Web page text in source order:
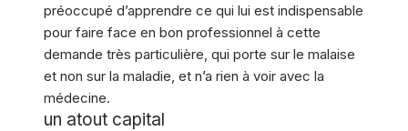
préoccupé d’apprendre ce qui lui est indispensable
pour faire face en bon professionnel à cette
demande très particulière, qui porte sur le malaise
et non sur la maladie, et n’a rien à voir avec la
médecine.
un atout capital